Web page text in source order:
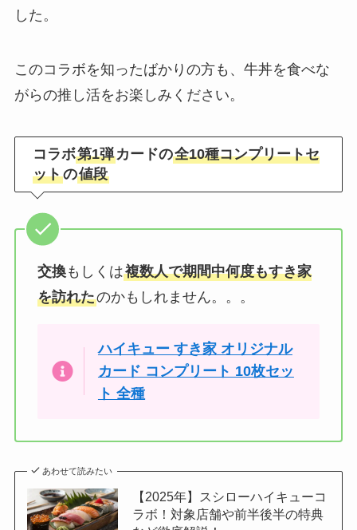
した。
このコラボを知ったばかりの方も、牛丼を食べな
がらの推し活をお楽しみください。
コラボ第1弾カードの全10種コンプリートセ
ットの値段
交換もしくは複数人で期間中何度もすき家
を訪れたのかもしれません。。。
ハイキュー すき家 オリジナル
カード コンプリート 10枚セッ
ト 全種
あわせて読みたい
【2025年】スシローハイキューコ
ラボ！対象店舗や前半後半の特典